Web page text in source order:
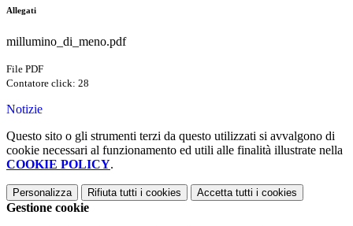
Allegati
millumino_di_meno.pdf
File PDF
Contatore click: 28
Notizie
Questo sito o gli strumenti terzi da questo utilizzati si avvalgono di
cookie necessari al funzionamento ed utili alle finalità illustrate nella
COOKIE POLICY.
Personalizza Rifiuta tutti i cookies Accetta tutti i cookies
Gestione cookie